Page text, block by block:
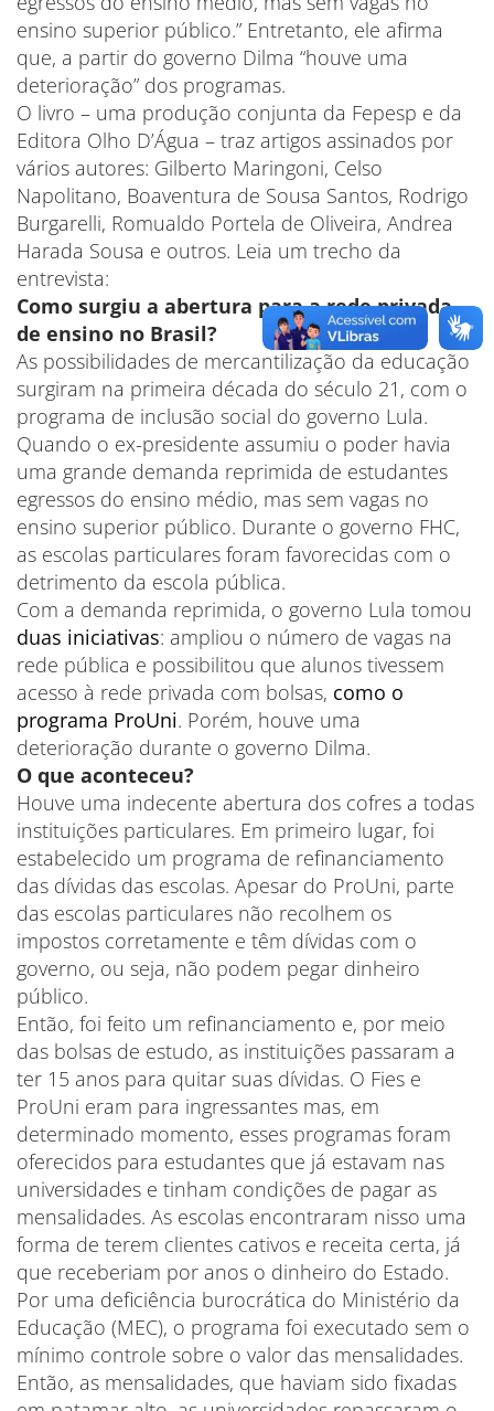
ensino superior público.” Entretanto, ele afirma
que, a partir do governo Dilma “houve uma
deterioração” dos programas.
O livro – uma produção conjunta da Fepesp e da
Editora Olho D’Água – traz artigos assinados por
vários autores: Gilberto Maringoni, Celso
Napolitano, Boaventura de Sousa Santos, Rodrigo
Burgarelli, Romualdo Portela de Oliveira, Andrea
Harada Sousa e outros. Leia um trecho da
entrevista:
Como surgiu a abertura para a rede privada
de ensino no Brasil?
As possibilidades de mercantilização da educação
surgiram na primeira década do século 21, com o
programa de inclusão social do governo Lula.
Quando o ex-presidente assumiu o poder havia
uma grande demanda reprimida de estudantes
egressos do ensino médio, mas sem vagas no
ensino superior público. Durante o governo FHC,
as escolas particulares foram favorecidas com o
detrimento da escola pública.
Com a demanda reprimida, o governo Lula tomou
duas iniciativas: ampliou o número de vagas na
rede pública e possibilitou que alunos tivessem
acesso à rede privada com bolsas, como o
programa ProUni. Porém, houve uma
deterioração durante o governo Dilma.
O que aconteceu?
Houve uma indecente abertura dos cofres a todas
instituições particulares. Em primeiro lugar, foi
estabelecido um programa de refinanciamento
das dívidas das escolas. Apesar do ProUni, parte
das escolas particulares não recolhem os
impostos corretamente e têm dívidas com o
governo, ou seja, não podem pegar dinheiro
público.
Então, foi feito um refinanciamento e, por meio
das bolsas de estudo, as instituições passaram a
ter 15 anos para quitar suas dívidas. O Fies e
ProUni eram para ingressantes mas, em
determinado momento, esses programas foram
oferecidos para estudantes que já estavam nas
universidades e tinham condições de pagar as
mensalidades. As escolas encontraram nisso uma
forma de terem clientes cativos e receita certa, já
que receberiam por anos o dinheiro do Estado.
Por uma deficiência burocrática do Ministério da
Educação (MEC), o programa foi executado sem o
mínimo controle sobre o valor das mensalidades.
Então, as mensalidades, que haviam sido fixadas